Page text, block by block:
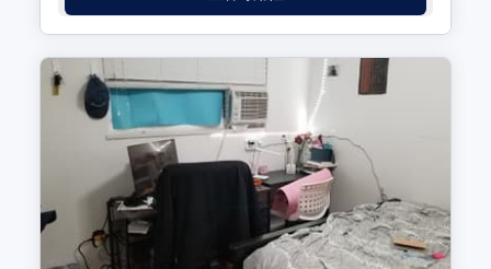
St
Boundary Rd (NB) at Georgia
步行 6 分钟(